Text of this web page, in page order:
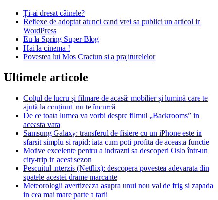
Ți-ai dresat câinele?
Reflexe de adoptat atunci cand vrei sa publici un articol in
WordPress
Eu la Spring Super Blog
Hai la cinema !
Povestea lui Mos Craciun si a prajiturelelor
Ultimele articole
Colțul de lucru și filmare de acasă: mobilier și lumină care te
ajută la conținut, nu te încurcă
De ce toata lumea va vorbi despre filmul „Backrooms” in
aceasta vara
Samsung Galaxy: transferul de fisiere cu un iPhone este in
sfarsit simplu si rapid; iata cum poti profita de aceasta functie
Motive excelente pentru a indrazni sa descoperi Oslo într-un
city-trip in acest sezon
Pescuitul interzis (Netflix): descopera povestea adevarata din
spatele acestei drame marcante
Meteorologii avertizeaza asupra unui nou val de frig si zapada
in cea mai mare parte a tarii